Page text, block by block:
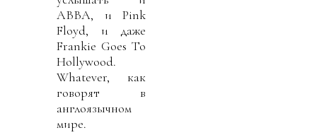
ABBA, и Pink
Floyd, и даже
Frankie Goes To
Hollywood.
Whatever, как
говорят в
англоязычном
мире.